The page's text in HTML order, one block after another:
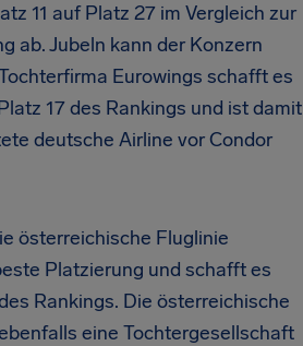
11 auf Platz 27 im Vergleich zur
ab. Jubeln kann der Konzern
Eurowings schafft es
17 des Rankings und ist damit
deutsche Airline vor Condor
österreichische Fluglinie
Platzierung und schafft es
Rankings. Die österreichische
eine Tochtergesellschaft